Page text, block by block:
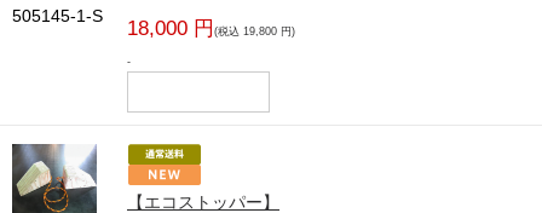
505145-1-S
18,000 円 (税込 19,800 円)
-
【エコストッパー】